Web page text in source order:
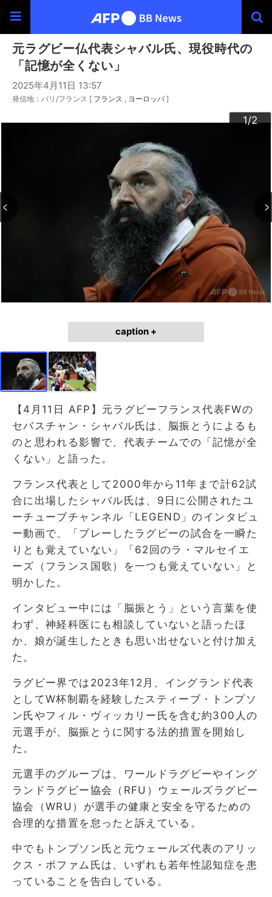
元ラグビー仏代表シャバル氏、現役時代の
「記憶が全くない」
2025年4月11日 13:57
発信地：パリ/フランス [ フランス ヨーロッパ ]
1/2
2/2
caption +
【4月11日 AFP】元ラグビーフランス代表FWの
セバスチャン・シャバル氏は、脳振とうによるも
のと思われる影響で、代表チームでの「記憶が全
くない」と語った。
フランス代表として2000年から11年まで計62試
合に出場したシャバル氏は、9日に公開されたユ
ーチューブチャンネル「LEGEND」のインタビュ
ー動画で、「プレーしたラグビーの試合を一瞬た
りとも覚えていない」「62回のラ・マルセイエ
ーズ（フランス国歌）を一つも覚えていない」と
明かした。
インタビュー中には「脳振とう」という言葉を使
わず、神経科医にも相談していないと語ったほ
か、娘が誕生したときも思い出せないと付け加え
た。
ラグビー界では2023年12月、イングランド代表
としてW杯制覇を経験したスティーブ・トンプソ
ン氏やフィル・ヴィッカリー氏を含む約300人の
元選手が、脳振とうに関する法的措置を開始し
た。
元選手のグループは、ワールドラグビーやイング
ランドラグビー協会（RFU）ウェールズラグビー
協会（WRU）が選手の健康と安全を守るための
合理的な措置を怠ったと訴えている。
中でもトンプソン氏と元ウェールズ代表のアリッ
クス・ポファム氏は、いずれも若年性認知症を患
っていることを告白している。